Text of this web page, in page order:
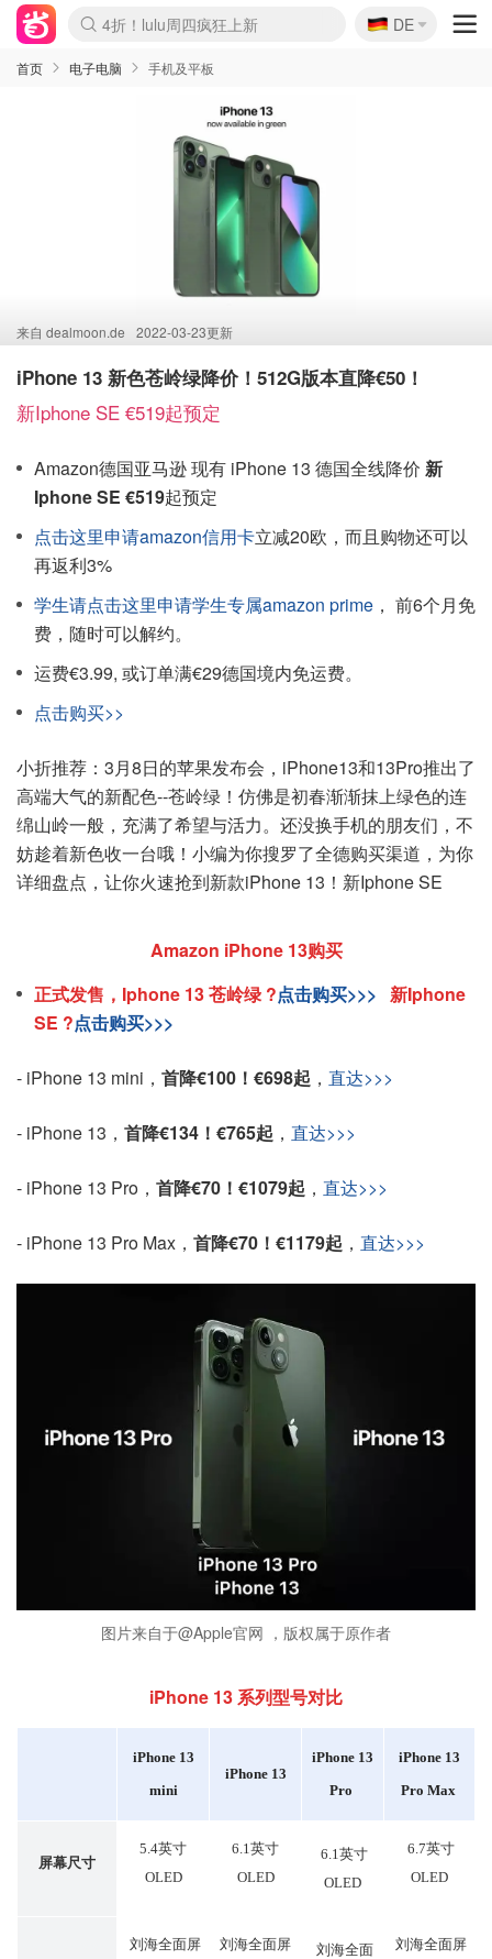
Boticinal 夏促开抢！
4折！lulu周四疯狂上新
还没结束！&OtherStories大促
Joybuy变相75折 随时失效
速领！Stanley独家85折
疑似霸哥！Camper额外叠85折
Zalando 奥莱闪促！每日更新
Moncler反季囤！5折起+叠9折
Coach Brooklyn仅€192
🇩🇪
DE
首页 电子电脑 手机及平板
来自 dealmoon.de 2022-03-23更新
iPhone 13 新色苍岭绿降价！512G版本直降€50！
新Iphone SE €519起预定
Amazon德国亚马逊 现有 iPhone 13 德国全线降价 新
Iphone SE €519起预定
点击这里申请amazon信用卡立减20欧，而且购物还可以
再返利3%
学生请点击这里申请学生专属amazon prime ， 前6个月免
费，随时可以解约。
运费€3.99, 或订单满€29德国境内免运费。
点击购买>>
小折推荐：3月8日的苹果发布会，iPhone13和13Pro推出了
高端大气的新配色--苍岭绿！仿佛是初春渐渐抹上绿色的连
绵山岭一般，充满了希望与活力。还没换手机的朋友们，不
妨趁着新色收一台哦！小编为你搜罗了全德购买渠道，为你
详细盘点，让你火速抢到新款iPhone 13！新Iphone SE
Amazon iPhone 13购买
正式发售，Iphone 13 苍岭绿 ?点击购买>>> 新Iphone
SE ?点击购买>>>
- iPhone 13 mini， 首降€100！€698起 ， 直达>>>
- iPhone 13， 首降€134！€765起 ， 直达>>>
- iPhone 13 Pro， 首降€70！€1079起 ， 直达>>>
- iPhone 13 Pro Max， 首降€70！€1179起 ， 直达>>>
图片来自于@Apple官网 ，版权属于原作者
iPhone 13 系列型号对比
iPhone 13
mini
iPhone 13
iPhone 13
Pro
iPhone 13
Pro Max
屏幕尺寸
5.4英寸
OLED
6.1英寸
OLED
6.1英寸
OLED
6.7英寸
OLED
刘海全面屏
刘海全面屏
刘海全面
刘海全面屏